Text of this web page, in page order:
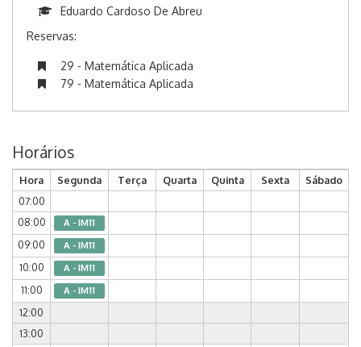
Eduardo Cardoso De Abreu
Reservas:
29 - Matemática Aplicada
79 - Matemática Aplicada
Horários
Hora Segunda Terça Quarta Quinta Sexta
Sábado
07:00
08:00
A - IM11
09:00 A - IM11
10:00 A - IM11
11:00 A - IM11
12:00
13:00